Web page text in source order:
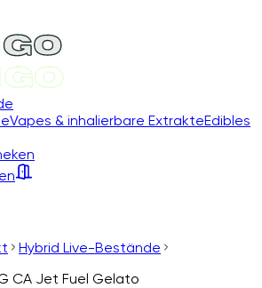
Vapes & inhalierbare ExtrakteEdibles
Hybrid Live-Bestände
CA Jet Fuel Gelato